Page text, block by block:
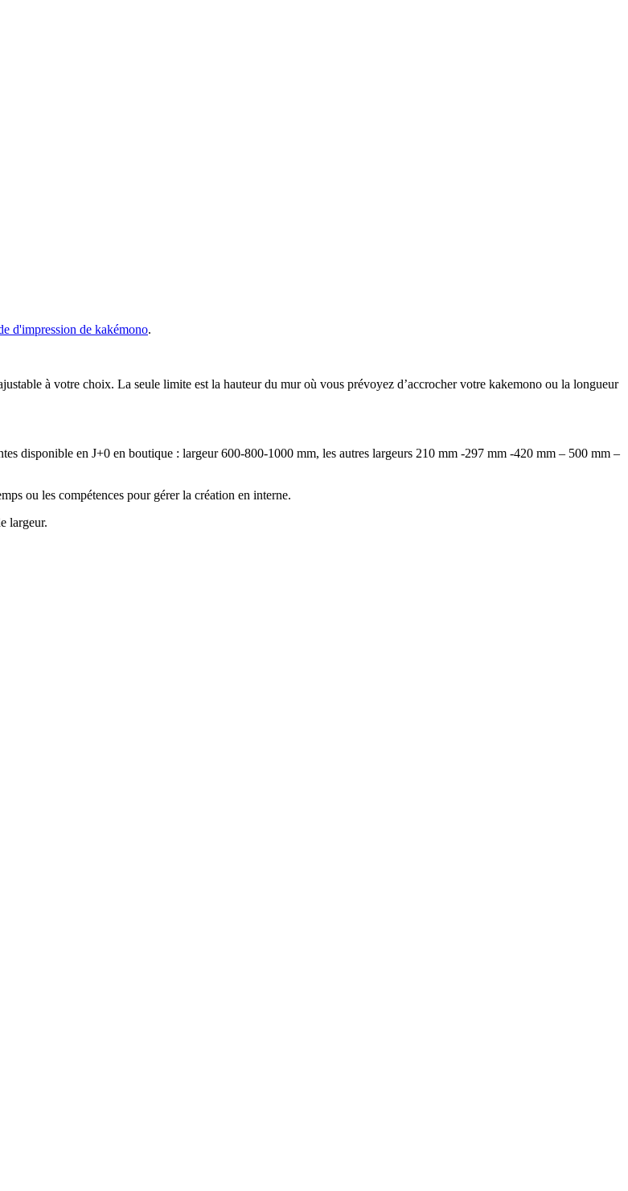
d'impression de kakémono.
à votre choix. La seule limite est la hauteur du mur où vous prévoyez d’accrocher votre kakemono ou la longueur
disponible en J+0 en boutique : largeur 600-800-1000 mm, les autres largeurs 210 mm -297 mm -420 mm – 500 mm –
ou les compétences pour gérer la création en interne.
largeur.